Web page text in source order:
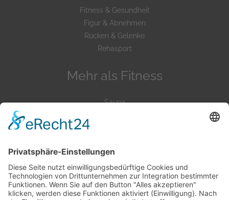
Fitness & Gesundheit
Figur & Abnehmen
Rücken & Gelenke
Rehasport
Mehr als Fitness
Sauna
Service
Kursplan